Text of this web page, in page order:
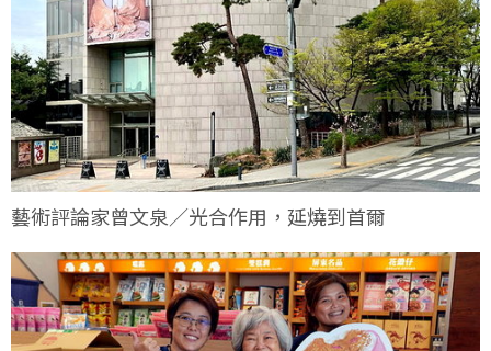
藝術評論家曾文泉／光合作用，延燒到首爾